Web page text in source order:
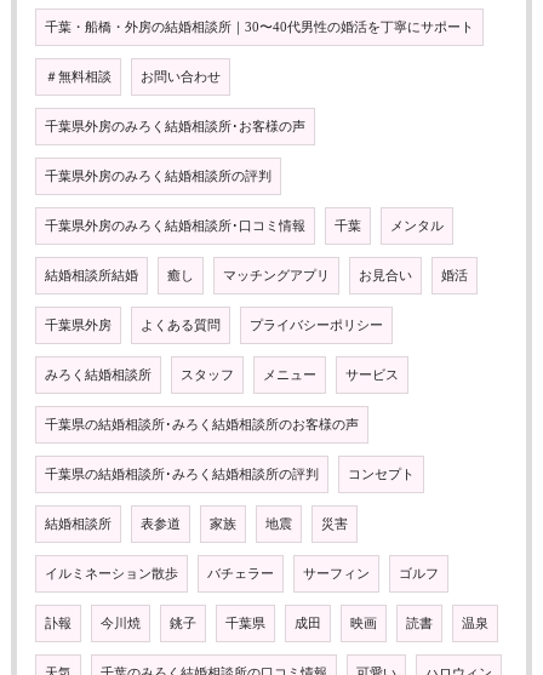
千葉・船橋・外房の結婚相談所｜30〜40代男性の婚活を丁寧にサポート
＃無料相談 お問い合わせ
千葉県外房のみろく結婚相談所･お客様の声
千葉県外房のみろく結婚相談所の評判
千葉県外房のみろく結婚相談所･口コミ情報 千葉 メンタル
結婚相談所結婚 癒し マッチングアプリ お見合い 婚活
千葉県外房 よくある質問 プライバシーポリシー
みろく結婚相談所 スタッフ メニュー サービス
千葉県の結婚相談所･みろく結婚相談所のお客様の声
千葉県の結婚相談所･みろく結婚相談所の評判 コンセプト
結婚相談所 表参道 家族 地震 災害
イルミネーション散歩 バチェラー サーフィン ゴルフ
訃報 今川焼 銚子 千葉県 成田 映画 読書 温泉